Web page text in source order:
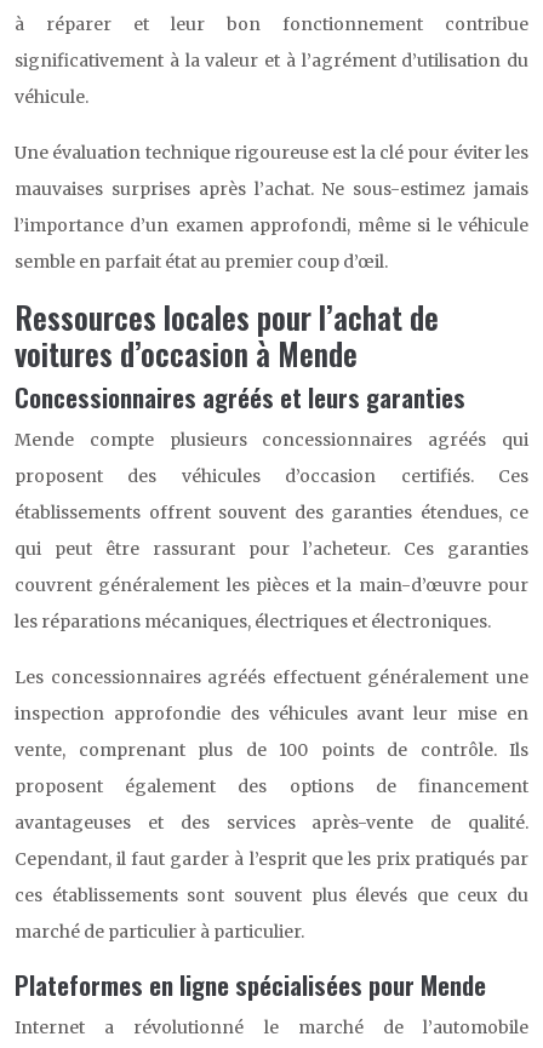
à réparer et leur bon fonctionnement contribue
significativement à la valeur et à l’agrément d’utilisation du
véhicule.
Une évaluation technique rigoureuse est la clé pour éviter les
mauvaises surprises après l’achat. Ne sous-estimez jamais
l’importance d’un examen approfondi, même si le véhicule
semble en parfait état au premier coup d’œil.
Ressources locales pour l’achat de
voitures d’occasion à Mende
Concessionnaires agréés et leurs garanties
Mende compte plusieurs concessionnaires agréés qui
proposent des véhicules d’occasion certifiés. Ces
établissements offrent souvent des garanties étendues, ce
qui peut être rassurant pour l’acheteur. Ces garanties
couvrent généralement les pièces et la main-d’œuvre pour
les réparations mécaniques, électriques et électroniques.
Les concessionnaires agréés effectuent généralement une
inspection approfondie des véhicules avant leur mise en
vente, comprenant plus de 100 points de contrôle. Ils
proposent également des options de financement
avantageuses et des services après-vente de qualité.
Cependant, il faut garder à l’esprit que les prix pratiqués par
ces établissements sont souvent plus élevés que ceux du
marché de particulier à particulier.
Plateformes en ligne spécialisées pour Mende
Internet a révolutionné le marché de l’automobile